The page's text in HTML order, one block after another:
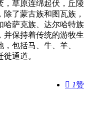
，草原连绵起伏，丘陵
了蒙古族和图瓦族，
哈萨克族、达尔哈特族
并保持着传统的游牧生
包括马、牛、羊、
通道。
 1赞